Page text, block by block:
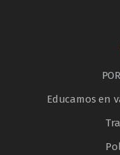
Educamos en